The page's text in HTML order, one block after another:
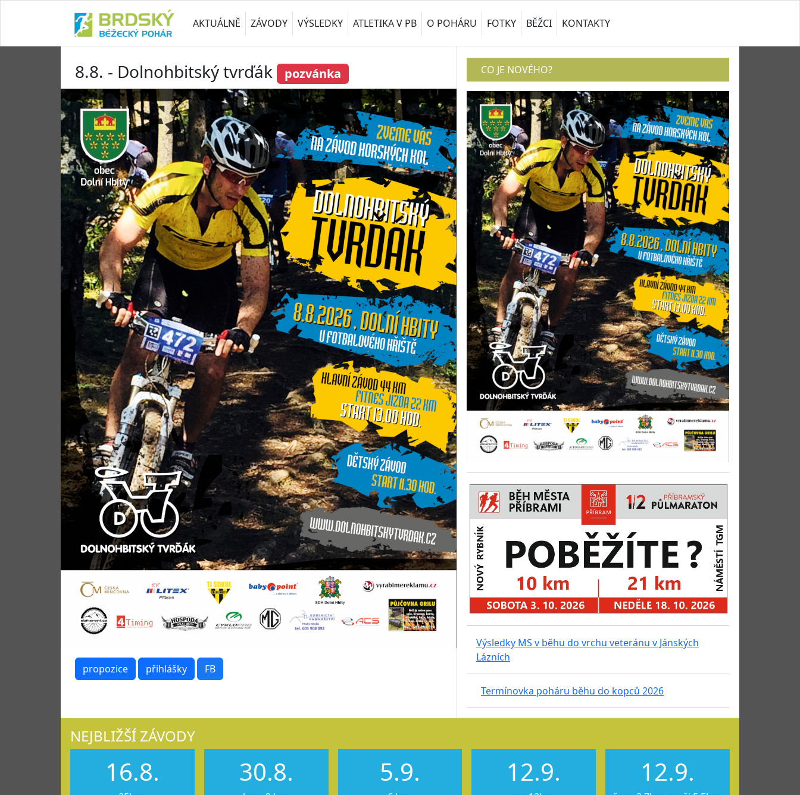
AKTUÁLNĚ ZÁVODY VÝSLEDKY ATLETIKA V PB O POHÁRU FOTKY BĚŽCI KONTAKTY
8.8. - Dolnohbitský tvrďák pozvánka
propozice přihlášky FB
CO JE NOVÉHO?
Výsledky MS v běhu do vrchu veteránu v Jánských
Lázních
Termínovka poháru běhu do kopců 2026
NEJBLIŽŠÍ ZÁVODY
16.8. 30.8. 5.9. 12.9. 12.9.